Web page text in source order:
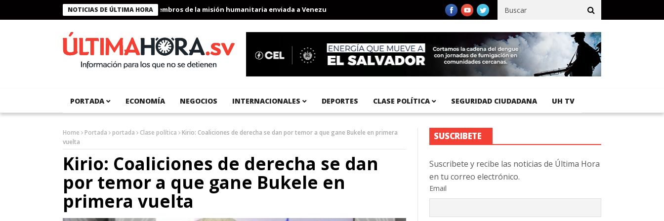
NOTICIAS DE ÚLTIMA HORA
Presidente Bukele condecora a miembros de la misión humanitaria enviada a Venezuela Aeropuerto Internacional del Pacífico registra 92 % de avance en obras de terracería
PORTADA ECONOMÍA NEGOCIOS INTERNACIONALES DEPORTES CLASE POLÍTICA SEGURIDAD CIUDADANA UH TV
Home Portada portada Clase política
Kirio: Coaliciones de derecha se dan por temor a que gane Bukele en primera
vuelta
Kirio: Coaliciones de derecha se dan
por temor a que gane Bukele en
primera vuelta
SUSCRIBETE
Suscribete y recibe las noticias de Última Hora
en tu correo electrónico.
Email